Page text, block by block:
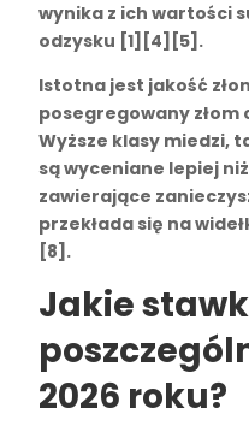
wynika z ich wartości
odzysku [1][4][5].
Istotna jest jakość
posegregowany
Wyższe klasy miedzi,
są wyceniane lepiej
zawierające
przekłada się na
[8].
Jakie
2026 roku?